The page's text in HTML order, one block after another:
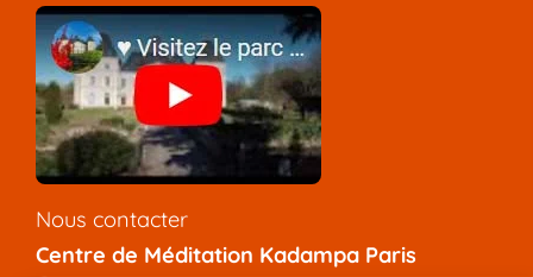
Nous contacter
Centre de Méditation Kadampa Paris